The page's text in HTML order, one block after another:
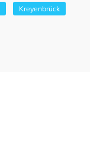
Kreyenbrück